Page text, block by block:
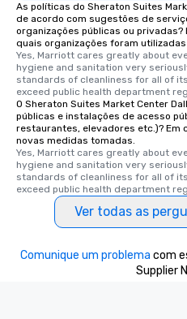
As políticas do Sheraton Suites
de acordo com sugestões de
organizações públicas ou
quais organizações foram
Yes, Marriott cares greatly about
hygiene and sanitation very
standards of cleanliness for all of
exceed public health department
O Sheraton Suites Market Center
públicas e instalações de acesso
restaurantes, elevadores etc.)? Em
novas medidas tomadas.
Yes, Marriott cares greatly about
hygiene and sanitation very
standards of cleanliness for all of
exceed public health department
Ver todas as
Comunique um problema com
Supplier